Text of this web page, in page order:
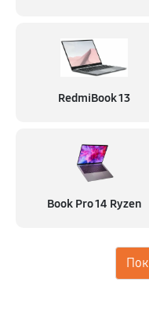
RedmiBook 13
Book Pro 14 Ryzen